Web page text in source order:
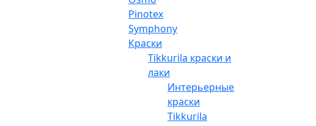
Pinotex
Symphony
Краски
Tikkurila краски и
лаки
Интерьерные
краски
Tikkurila